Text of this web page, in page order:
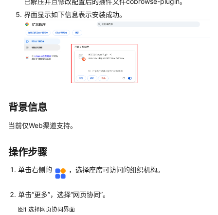
理
员
指
南
客
指
南
席
工
作
介
界面显示如下信息表示安装成功。
背景信息
当前仅Web渠道支持。
操作步骤
单击右侧的 ，选择座席可访问的组织机构。
单击“更多”，选择“网页协同”。
图1 选择网页协同界面